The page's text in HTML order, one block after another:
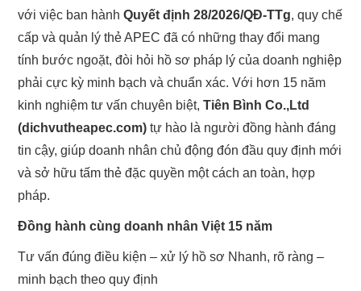
BẢNG PHÍ
KIẾN THỨC THẺ APEC
TƯ VẤN HỘ CHIẾU
với việc ban hànhQuyết định 28/2026/QĐ-TTg, quy chế
cấp và quản lý thẻ APEC đã có những thay đổi mang
tính bước ngoặt, đòi hỏi hồ sơ pháp lý của doanh nghiệp
phải cực kỳ minh bạch và chuẩn xác. Với hơn 15 năm
kinh nghiệm tư vấn chuyên biệt,Tiên Bình Co.,Ltd
(dichvutheapec.com) tự hào là người đồng hành đáng
tin cậy, giúp doanh nhân chủ động đón đầu quy định mới
và sở hữu tấm thẻ đặc quyền một cách an toàn, hợp
pháp.
Đồng hành cùng doanh nhân Việt 15 năm
Tư vấn đúng điều kiện – xử lý hồ sơ Nhanh, rõ ràng –
minh bạch theo quy định